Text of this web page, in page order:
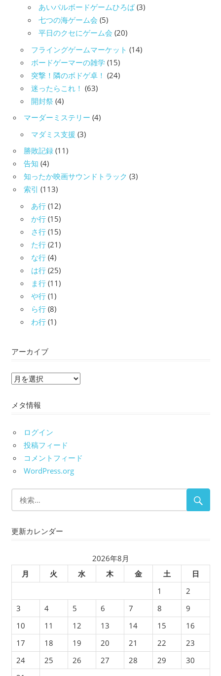
あいパルボードゲームひろば(3)
七つの海ゲーム会 (5)
平日のクセにゲーム会 (20)
フライングゲームマーケット (14)
ボードゲーマーの雑学 (15)
突撃！隣のボドゲ卓！ (24)
迷ったらこれ！ (63)
開封祭 (4)
マーダーミステリー (4)
マダミス支援 (3)
勝敗記録 (11)
告知 (4)
知ったか映画サウンドトラック (3)
索引 (113)
あ行 (12)
か行 (15)
さ行 (15)
た行 (21)
な行 (4)
は行 (25)
ま行 (11)
や行 (1)
ら行 (8)
わ行 (1)
アーカイブ
ア
カ
ブ
メタ情報
ログイン
投稿フィード
コメントフィード
WordPress.org
更新カレンダー
2026年8月
月
火 水 木 金 土
日
1
2
3
4 5 6 7 8
9
10
11 12 13 14 15
16
17
18 19 20 21 22
23
24
25 26 27 28 29
30